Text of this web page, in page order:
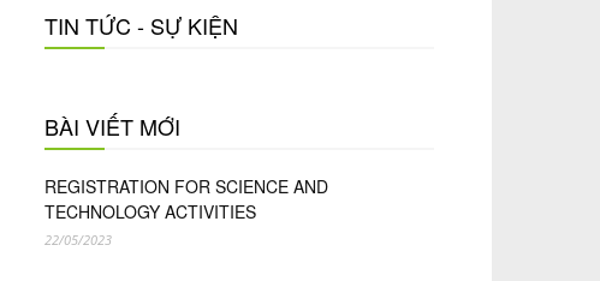
TIN TỨC - SỰ KIỆN
BÀI VIẾT MỚI
REGISTRATION FOR SCIENCE AND
TECHNOLOGY ACTIVITIES
22/05/2023